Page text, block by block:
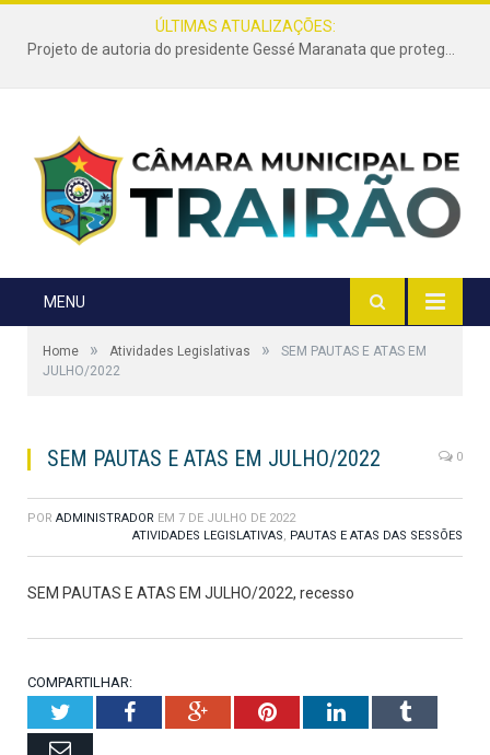
ÚLTIMAS ATUALIZAÇÕES:
Projeto de autoria do presidente Gessé Maranata que protege as estradas vicinais de Trairão é transformado em lei
MENU
Home » Atividades Legislativas »
SEM PAUTAS E ATAS EM
JULHO/2022
SEM PAUTAS E ATAS EM JULHO/2022 0
POR ADMINISTRADOR EM 7 DE JULHO DE 2022
ATIVIDADES LEGISLATIVAS, PAUTAS E ATAS DAS SESSÕES
SEM PAUTAS E ATAS EM JULHO/2022, recesso
COMPARTILHAR:
TwitterFacebookGoogle+PinterestLinkedInTumblr
Email